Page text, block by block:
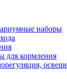
наборы
для кормления